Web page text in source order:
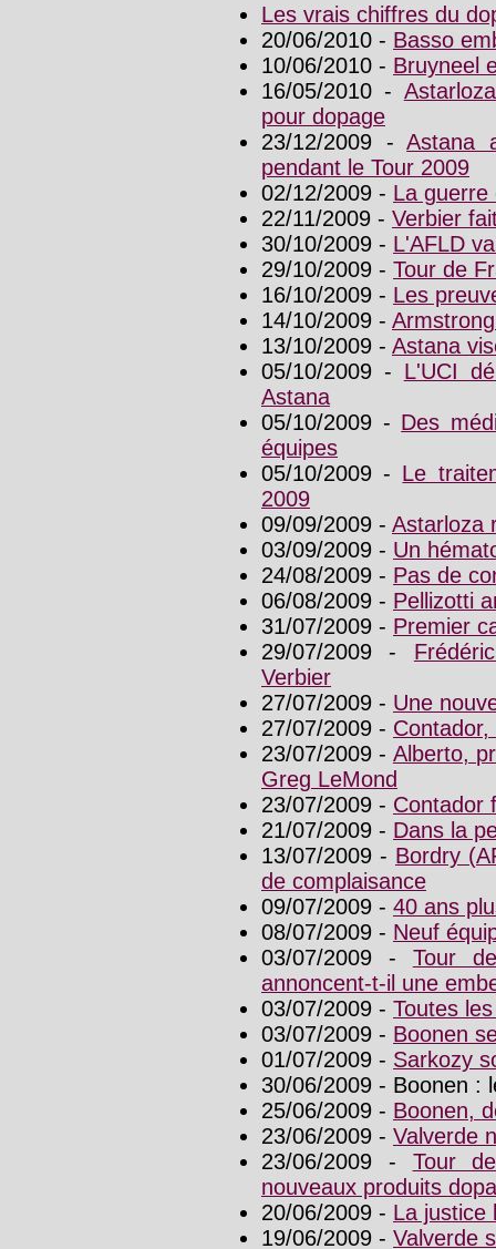
Les vrais chiffres du
20/06/2010 - Basso
10/06/2010 - Bruyneel
16/05/2010 -
pour dopage
23/12/2009 -Astana
pendant le Tour 2009
02/12/2009 - La guerre
22/11/2009 - Verbier
30/10/2009 - L'AFLD
29/10/2009 - Tour de
16/10/2009 - Les
14/10/2009 -
13/10/2009 - Astana
05/10/2009 - L'UCI
Astana
05/10/2009 - Des
équipes
05/10/2009 - Le
2009
09/09/2009 - Astarloza
03/09/2009 - Un
24/08/2009 - Pas de
06/08/2009 - Pellizotti
31/07/2009 - Premier
29/07/2009 -
Verbier
27/07/2009 - Une
27/07/2009 -
23/07/2009 - Alberto,
Greg LeMond
23/07/2009 - Contador
21/07/2009 - Dans la
13/07/2009 - Bordry
de complaisance
09/07/2009 - 40 ans
08/07/2009 - Neuf
03/07/2009 - Tour
annoncent-t-il une
03/07/2009 - Toutes
03/07/2009 - Boonen
01/07/2009 - Sarkozy
30/06/2009 - Boonen :
25/06/2009 - Boonen,
23/06/2009 - Valverde
23/06/2009 - Tour
nouveaux produits
20/06/2009 - La justice
19/06/2009 - Valverde